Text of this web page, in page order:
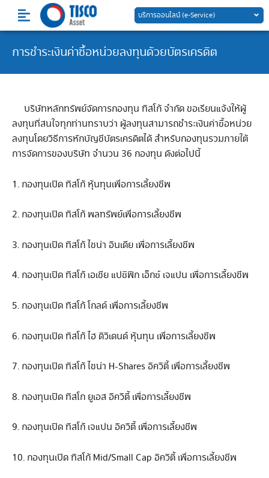
content
บริการออนไลน์ (e-Service)
การชำระเงินค่าซื้อหน่วยลงทุนด้วยบัตรเครดิต
บริษัทหลักทรัพย์จัดการกองทุน ทิสโก้ จำกัด ขอเรียนแจ้งให้ผู้
ลงทุนที่สนใจทุกท่านทราบว่า ผู้ลงทุนสามารถชำระเงินค่าซื้อหน่วย
ลงทุนโดยวิธีการหักบัญชีบัตรเครดิตได้ สำหรับกองทุนรวมภายใต้
การจัดการของบริษัท จำนวน 36 กองทุน ดังต่อไปนี้
1. กองทุนเปิด ทิสโก้ หุ้นทุนเพื่อการเลี้ยงชีพ
2. กองทุนเปิด ทิสโก้ พลทรัพย์เพื่อการเลี้ยงชีพ
3. กองทุนเปิด ทิสโก้ ไชน่า อินเดีย เพื่อการเลี้ยงชีพ
4. กองทุนเปิด ทิสโก้ เอเชีย แปซิฟิก เอ็กซ์ เจแปน เพื่อการเลี้ยงชีพ
5. กองทุนเปิด ทิสโก้ โกลด์ เพื่อการเลี้ยงชีพ
6. กองทุนเปิด ทิสโก้ ไฮ ดิวิเดนด์ หุ้นทุน เพื่อการเลี้ยงชีพ
7. กองทุนเปิด ทิสโก้ ไชน่า H-Shares อิควิตี้ เพื่อการเลี้ยงชีพ
8. กองทุนเปิด ทิสโก ยูเอส อิควิตี้ เพื่อการเลี้ยงชีพ
9. กองทุนเปิด ทิสโก้ เจแปน อิควิตี้ เพื่อการเลี้ยงชีพ
10. กองทุนเปิด ทิสโก้ Mid/Small Cap อิควิตี้ เพื่อการเลี้ยงชีพ